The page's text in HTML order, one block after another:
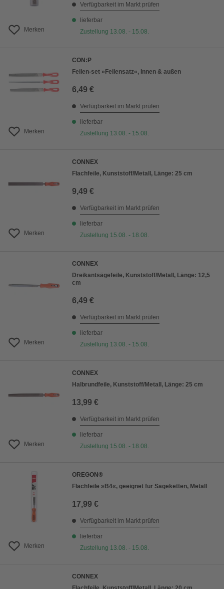
Merken
Verfügbarkeit im Markt prüfen
lieferbar
Zustellung 13.08. - 15.08.
Merken
CON:P
Feilen-set »Feilensatz«, Innen & außen
6,49 €
Verfügbarkeit im Markt prüfen
lieferbar
Zustellung 13.08. - 15.08.
Merken
CONNEX
Flachfeile, Kunststoff/Metall, Länge: 25 cm
9,49 €
Verfügbarkeit im Markt prüfen
lieferbar
Zustellung 15.08. - 18.08.
Merken
CONNEX
Dreikantsägefeile, Kunststoff/Metall, Länge: 12,5
cm
6,49 €
Verfügbarkeit im Markt prüfen
lieferbar
Zustellung 13.08. - 15.08.
Merken
CONNEX
Halbrundfeile, Kunststoff/Metall, Länge: 25 cm
13,99 €
Verfügbarkeit im Markt prüfen
lieferbar
Zustellung 15.08. - 18.08.
Merken
OREGON®
Flachfeile »B4«, geeignet für Sägeketten, Metall
17,99 €
Verfügbarkeit im Markt prüfen
lieferbar
Zustellung 13.08. - 15.08.
CONNEX